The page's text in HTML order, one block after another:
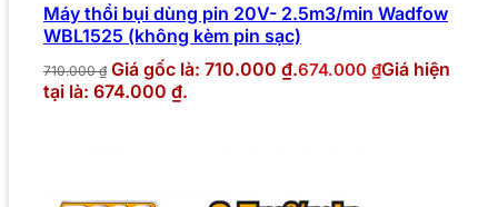
Máy thổi bụi dùng pin 20V- 2.5m3/min Wadfow
WBL1525 (không kèm pin sạc)
710.000₫ Giá gốc là: 710.000 ₫.674.000 ₫Giá hiện
tại là: 674.000 ₫.